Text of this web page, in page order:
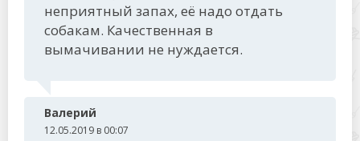
неприятный запах, её надо отдать
собакам. Качественная в
вымачивании не нуждается.
Валерий
12.05.2019 в 00:07